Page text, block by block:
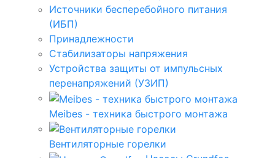
Источники бесперебойного питания
(ИБП)
Принадлежности
Стабилизаторы напряжения
Устройства защиты от импульсных
перенапряжений (УЗИП)
Meibes - техника быстрого монтажа
Вентиляторные горелки